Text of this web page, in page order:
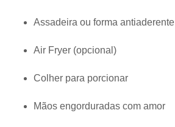
Assadeira ou forma antiaderente
Air Fryer (opcional)
Colher para porcionar
Mãos engorduradas com amor